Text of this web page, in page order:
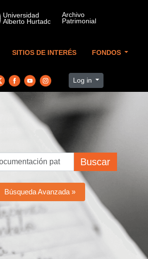
SITIOS DE INTERÉS FONDOS
Log in
Buscar
Búsqueda Avanzada »